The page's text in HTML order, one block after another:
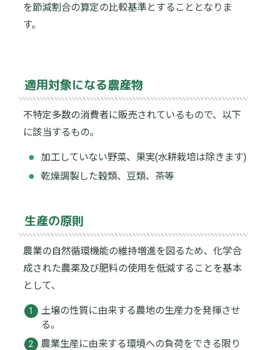
を節減割合の算定の比較基準とすることとなりま
す。
適用対象になる農産物
不特定多数の消費者に販売されているもので、以下
に該当するもの。
加工していない野菜、果実(水耕栽培は除きます)
乾燥調製した穀類、豆類、茶等
生産の原則
農業の自然循環機能の維持増進を図るため、化学合
成された農薬及び肥料の使用を低減することを基本
として、
土壌の性質に由来する農地の生産力を発揮させ
る。
農業生産に由来する環境への負荷をできる限り